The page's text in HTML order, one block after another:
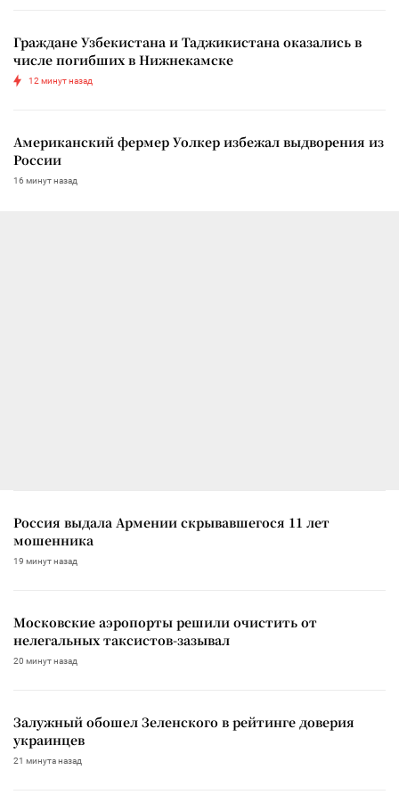
Граждане Узбекистана и Таджикистана оказались в
числе погибших в Нижнекамске
12 минут назад
Американский фермер Уолкер избежал выдворения из
России
16 минут назад
Россия выдала Армении скрывавшегося 11 лет
мошенника
19 минут назад
Московские аэропорты решили очистить от
нелегальных таксистов-зазывал
20 минут назад
Залужный обошел Зеленского в рейтинге доверия
украинцев
21 минута назад